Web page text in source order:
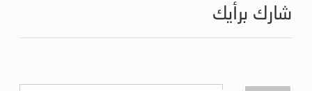
شارك برأيك